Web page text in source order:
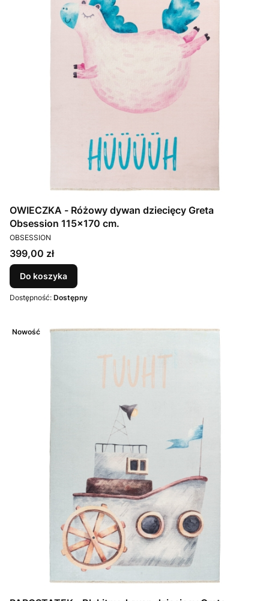
OWIECZKA - Różowy dywan dziecięcy Greta
Obsession 115x170 cm.
PRODUCENT
OBSESSION
Cena
399,00 zł
Do koszyka
Dostępność: Dostępny
Nowość